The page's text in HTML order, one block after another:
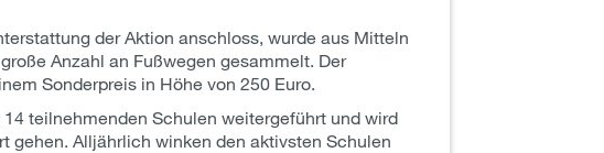
der Aktion anschloss, wurde aus Mitteln
Anzahl an Fußwegen gesammelt. Der
Sonderpreis in Höhe von 250 Euro.
teilnehmenden Schulen weitergeführt und wird
gehen. Alljährlich winken den aktivsten Schulen